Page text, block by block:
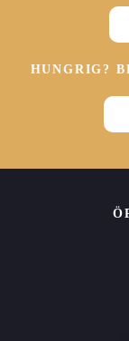
HUNGRIG?